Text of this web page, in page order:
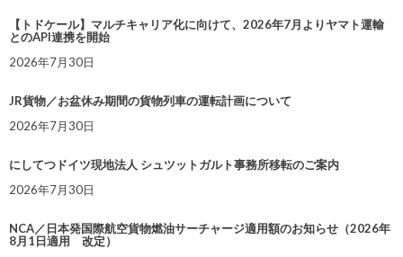
【トドケール】マルチキャリア化に向けて、2026年7月よりヤマト運輸
とのAPI連携を開始
2026年7月30日
JR貨物／お盆休み期間の貨物列車の運転計画について
2026年7月30日
にしてつドイツ現地法人 シュツットガルト事務所移転のご案内
2026年7月30日
NCA／日本発国際航空貨物燃油サーチャージ適用額のお知らせ（2026年
8月1日適用 改定）